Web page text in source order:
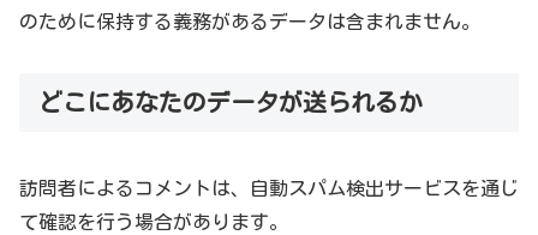
のために保持する義務があるデータは含まれません。
どこにあなたのデータが送られるか
訪問者によるコメントは、自動スパム検出サービスを通じ
て確認を行う場合があります。